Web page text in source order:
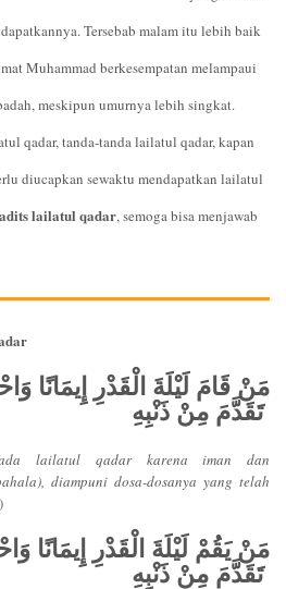
Tersebab malam itu lebih baik
Muhammad berkesempatan melampaui
meskipun umurnya lebih singkat.
qadar, tanda-tanda lailatul qadar, kapan
diucapkan sewaktu mendapatkan lailatul
lailatul qadar, semoga bisa menjawab
مَنْ قَامَ لَيْلَةَ الْقَدْرِ إِيمَانًا
تَقَدَّمَ مِنْ ذَنْبِهِ
lailatul qadar karena iman dan
diampuni dosa-dosanya yang telah
مَنْ يَقُمْ لَيْلَةَ الْقَدْرِ إِيمَانًا
تَقَدَّمَ مِنْ ذَنْبِهِ